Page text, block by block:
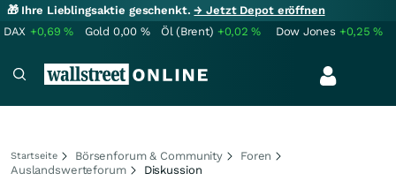
🎁 Ihre Lieblingsaktie geschenkt.→ Jetzt Depot eröffnen
DAX +0,69% Gold 0,00 % Öl (Brent) +0,02% Dow Jones +0,25%
Startseite Börsenforum & Community
Foren
Auslandswerteforum
Diskussion